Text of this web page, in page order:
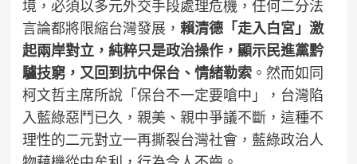
境，必須以多元外交手段處理危機，任何二分法
言論都將限縮台灣發展， 賴清德「走入白宮」激
起兩岸對立，純粹只是政治操作，顯示民進黨黔
驢技窮，又回到抗中保台、情緒勒索。然而如同
柯文哲主席所說「保台不一定要嗆中」，台灣陷
入藍綠惡鬥已久，親美、親中爭議不斷，這種不
理性的二元對立一再撕裂台灣社會，藍綠政治人